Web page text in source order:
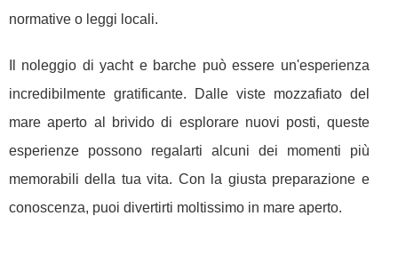
normative o leggi locali.
Il noleggio di yacht e barche può essere un'esperienza
incredibilmente gratificante. Dalle viste mozzafiato del
mare aperto al brivido di esplorare nuovi posti, queste
esperienze possono regalarti alcuni dei momenti più
memorabili della tua vita. Con la giusta preparazione e
conoscenza, puoi divertirti moltissimo in mare aperto.